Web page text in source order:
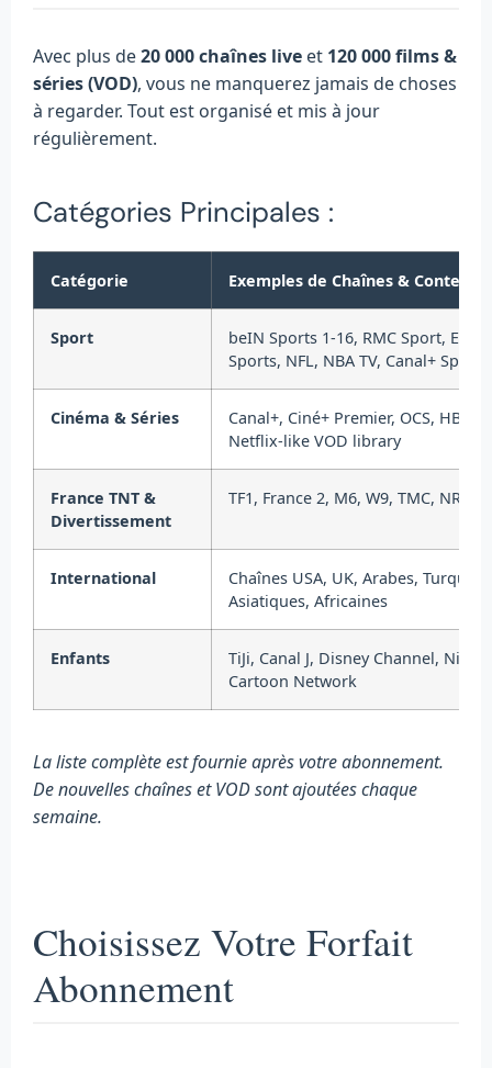
Avec plus de20 000 chaînes live et 120 000 films &
séries (VOD), vous ne manquerez jamais de choses
à regarder. Tout est organisé et mis à jour
régulièrement.
Catégories Principales :
Catégorie Exemples de Chaînes & Contenu
Sport
beIN Sports 1-16, RMC Sport,
Sports, NFL, NBA TV, Canal+ Sport
Cinéma & Séries
Canal+, Ciné+ Premier, OCS, HBO,
Netflix-like VOD library
France TNT &
Divertissement
TF1, France 2, M6, W9, TMC, NRJ
International
Chaînes USA, UK, Arabes, Turques,
Asiatiques, Africaines
Enfants
TiJi, Canal J, Disney Channel,
Cartoon Network
La liste complète est fournie après votre abonnement.
De nouvelles chaînes et VOD sont ajoutées chaque
semaine.
Choisissez Votre Forfait
Abonnement